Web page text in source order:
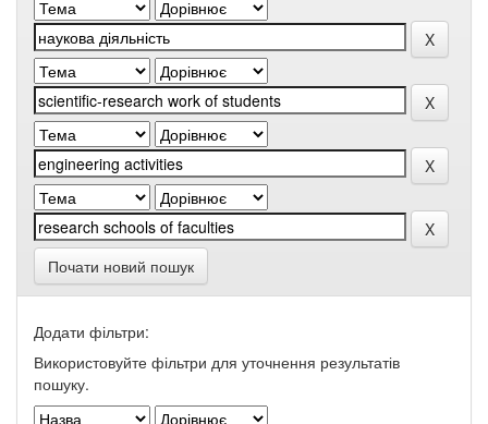
Почати новий пошук
Додати фільтри:
Використовуйте фільтри для уточнення результатів
пошуку.